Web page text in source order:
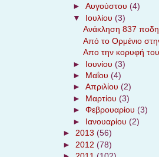
► Αυγούστου (4)
▼ Ιουλίου (3)
Ανάκληση 837
Από το Ορμένιο
Απο την κορυφή
► Ιουνίου (3)
► Μαΐου (4)
► Απριλίου (2)
► Μαρτίου (3)
► Φεβρουαρίου (3)
► Ιανουαρίου (2)
►2013(56)
► 2012(78)